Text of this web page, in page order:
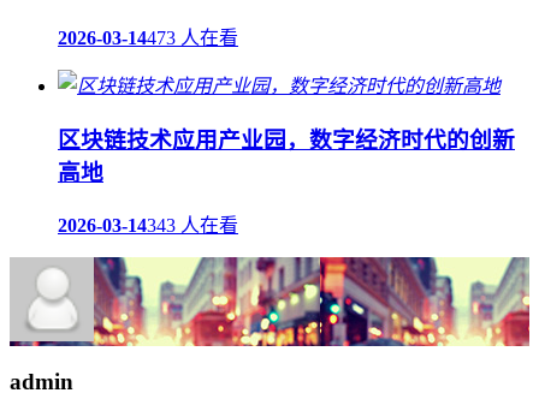
2026-03-14473 人在看
区块链技术应用产业园，数字经济时代的创新
高地
2026-03-14343 人在看
admin